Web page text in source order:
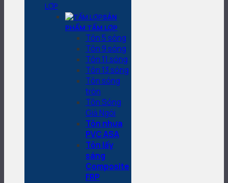
LỢP
SẢN
PHẨM TẤM LỢP
Tôn 5 sóng
Tôn 9 sóng
Tôn 11 sóng
Tôn 13 sóng
Tôn sóng
tròn
Tôn Sóng
Giả Ngói
Tôn nhựa
PVC ASA
Tôn lấy
sáng
Composite
FRP